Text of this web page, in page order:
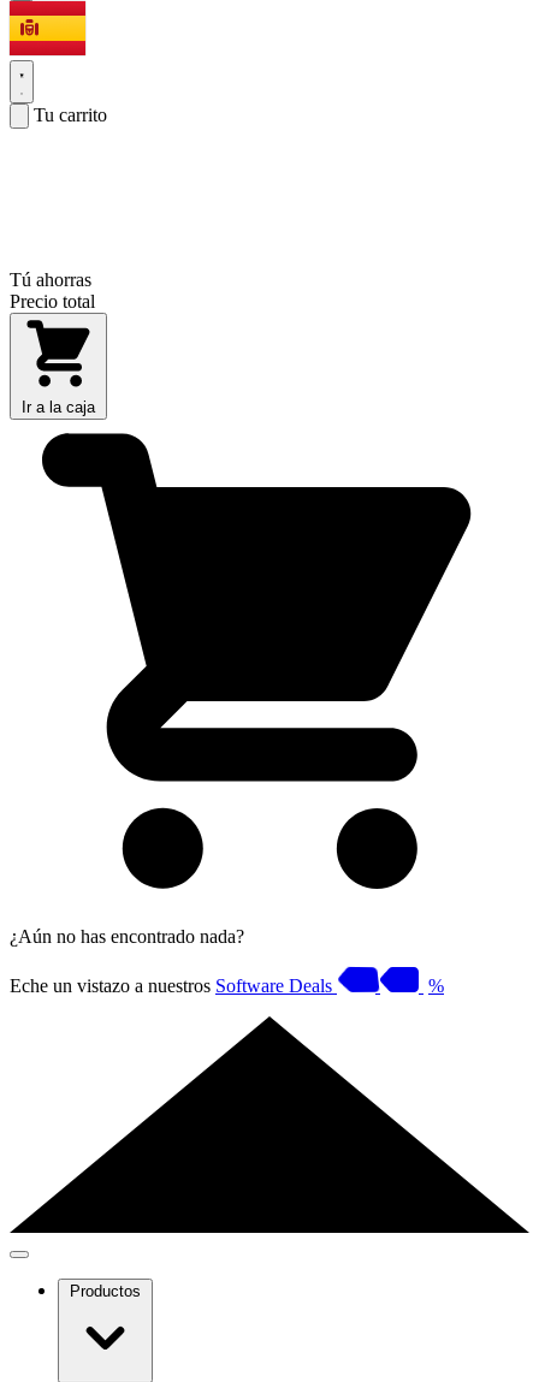
Tu carrito
Tú ahorras
Precio total
Ir a la caja
¿Aún no has encontrado nada?
Eche un vistazo a nuestros Software Deals %
Productos